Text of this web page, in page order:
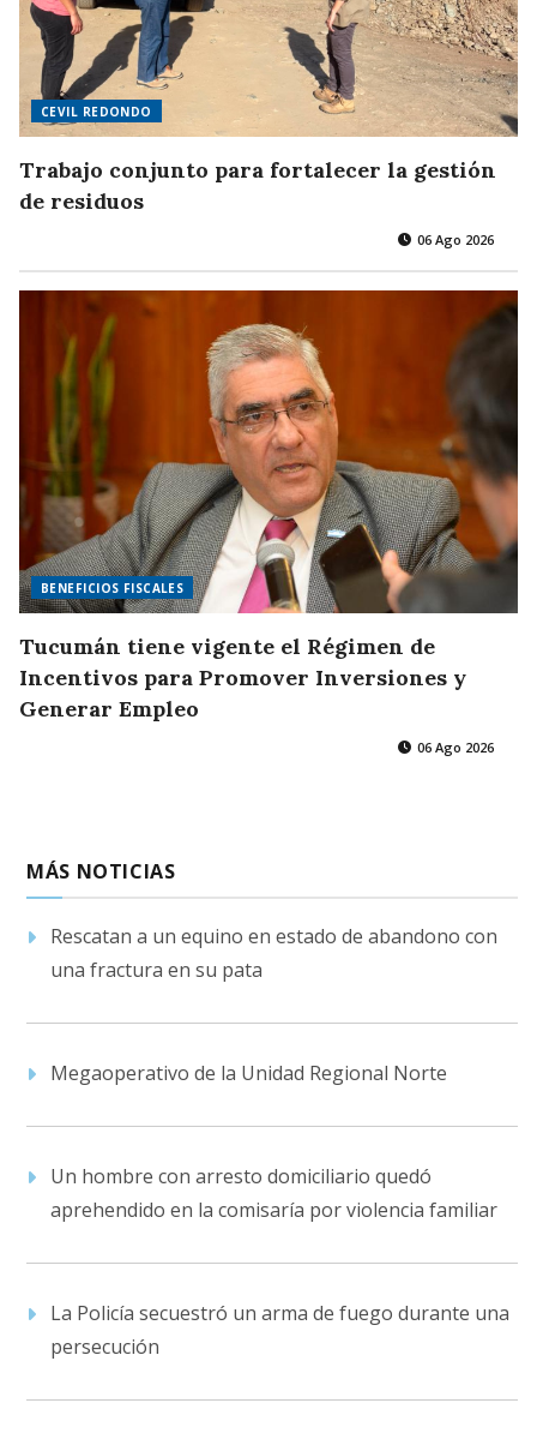
CEVIL REDONDO
Trabajo conjunto para fortalecer la gestión
de residuos
06 Ago 2026
BENEFICIOS FISCALES
Tucumán tiene vigente el Régimen de
Incentivos para Promover Inversiones y
Generar Empleo
06 Ago 2026
MÁS NOTICIAS
Rescatan a un equino en estado de abandono con
una fractura en su pata
Megaoperativo de la Unidad Regional Norte
Un hombre con arresto domiciliario quedó
aprehendido en la comisaría por violencia familiar
La Policía secuestró un arma de fuego durante una
persecución